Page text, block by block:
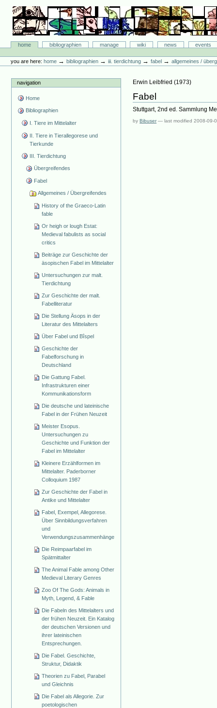
content.
navigation
Bibliographie-Portal
Sectionshome bibliographien manage wiki news
events
tools
you are here: home →bibliographien →iii. tierdichtung →fabel →allgemeines /
navigation
Home
Bibliographien
I. Tiere im Mittelalter
II. Tiere in Tierallegorese und
Tierkunde
III. Tierdichtung
Übergreifendes
Fabel
Allgemeines / Übergreifendes
History of the Graeco-Latin
fable
Or heigh or lough Estat:
Medieval fabulists as social
critics
Beiträge zur Geschichte der
äsopischen Fabel im Mittelalter
Untersuchungen zur malt.
Tierdichtung
Zur Geschichte der malt.
Fabelliteratur
Die Stellung Äsops in der
Literatur des Mittelalters
Über Fabel und Bîspel
Geschichte der
Fabelforschung in
Deutschland
Die Gattung Fabel.
Infrastrukturen einer
Kommunikationsform
Die deutsche und lateinische
Fabel in der Frühen Neuzeit
Meister Esopus.
Untersuchungen zu
Geschichte und Funktion der
Fabel im Mittelalter
Kleinere Erzählformen im
Mittelalter. Paderborner
Colloquium 1987
Zur Geschichte der Fabel in
Antike und Mittelalter
Fabel, Exempel, Allegorese.
Über Sinnbildungsverfahren
und
Verwendungszusammenhänge
Die Reimpaarfabel im
Spätmittalter
The Animal Fable among Other
Medieval Literary Genres
Zoo Of The Gods: Animals in
Myth, Legend, & Fable
Die Fabeln des Mittelalters und
der frühen Neuzeit. Ein Katalog
der deutschen Versionen und
ihrer lateinischen
Entsprechungen.
Die Fabel. Geschichte,
Struktur, Didaktik
Theorien zu Fabel, Parabel
und Gleichnis
Die Fabel als Allegorie. Zur
poetologischen
Erwin Leibfried (1973)
Fabel
Stuttgart, 2nd ed. Sammlung
byBibuser —last modified2008-09-